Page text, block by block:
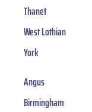
Thanet
West Lothian
York
Angus
Birmingham